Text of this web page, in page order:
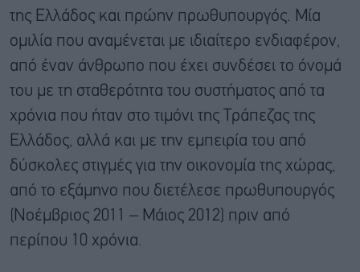
της Ελλάδος και πρώην πρωθυπουργός. Μία
ομιλία που αναμένεται με ιδιαίτερο ενδιαφέρον,
από έναν άνθρωπο που έχει συνδέσει το όνομά
του με τη σταθερότητα του συστήματος από τα
χρόνια που ήταν στο τιμόνι της Τράπεζας της
Ελλάδος, αλλά και με την εμπειρία του από
δύσκολες στιγμές για την οικονομία της χώρας,
από το εξάμηνο που διετέλεσε πρωθυπουργός
(Νοέμβριος 2011 – Μάιος 2012) πριν από
περίπου 10 χρόνια.